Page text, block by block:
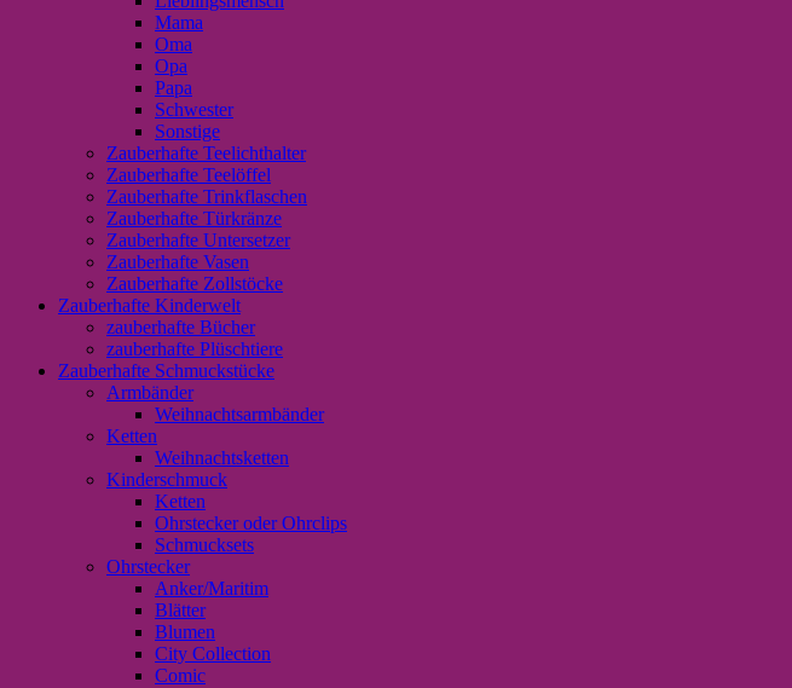
Mama
Oma
Opa
Papa
Schwester
Sonstige
Zauberhafte Teelichthalter
Zauberhafte Teelöffel
Zauberhafte Trinkflaschen
Zauberhafte Türkränze
Zauberhafte Untersetzer
Zauberhafte Vasen
Zauberhafte Zollstöcke
Zauberhafte Kinderwelt
zauberhafte Bücher
zauberhafte Plüschtiere
Zauberhafte Schmuckstücke
Armbänder
Weihnachtsarmbänder
Ketten
Weihnachtsketten
Kinderschmuck
Ketten
Ohrstecker oder Ohrclips
Schmucksets
Ohrstecker
Anker/Maritim
Blätter
Blumen
City Collection
Comic